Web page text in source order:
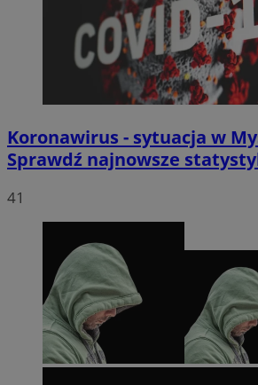
Koronawirus - sytuacja w
Sprawdź najnowsze
41